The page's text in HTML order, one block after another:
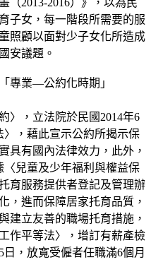
子女，每一階段所需要的服
照顧以面對少子女化所造成
安議題。
專業—公約化時期」
〉，立法院於民國2014年6
〉，藉此宣示公約所揭示保
具有國內法律效力，此外，
〈兒童及少年福利與權益保
育服務提供者登記及管理辦
，進而保障居家托育品質，
建立友善的職場托育措施，
作平等法〉，增訂有薪產檢
，放寬受僱者任職滿6個月